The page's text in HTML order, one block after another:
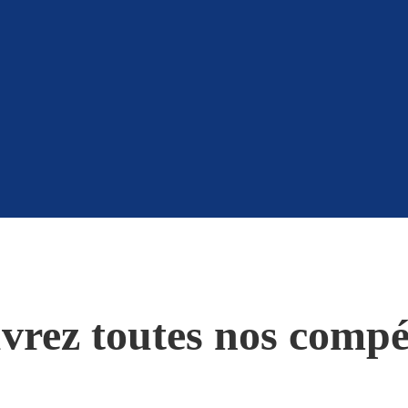
toutes nos